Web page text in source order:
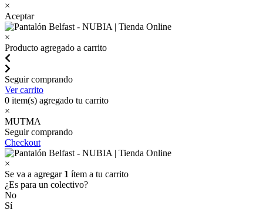
×
Aceptar
×
Producto agregado a carrito
Seguir comprando
Ver carrito
0 item(s) agregado tu carrito
×
MUTMA
Seguir comprando
Checkout
×
Se va a agregar 1 ítem a tu carrito
¿Es para un colectivo?
No
Sí